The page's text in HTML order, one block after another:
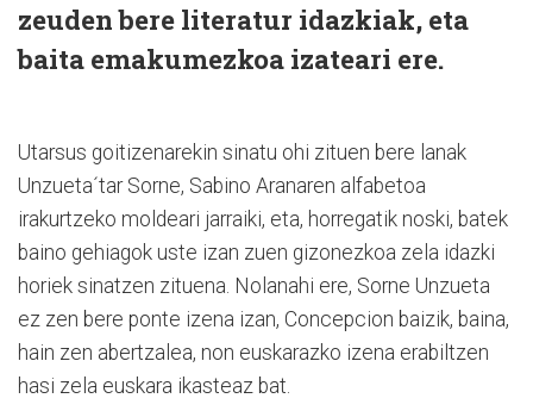
zeuden bere literatur idazkiak, eta
baita emakumezkoa izateari ere.
Utarsus goitizenarekin sinatu ohi zituen bere lanak
Unzueta´tar Sorne, Sabino Aranaren alfabetoa
irakurtzeko moldeari jarraiki, eta, horregatik noski, batek
baino gehiagok uste izan zuen gizonezkoa zela idazki
horiek sinatzen zituena. Nolanahi ere, Sorne Unzueta
ez zen bere ponte izena izan, Concepcion baizik, baina,
hain zen abertzalea, non euskarazko izena erabiltzen
hasi zela euskara ikasteaz bat.